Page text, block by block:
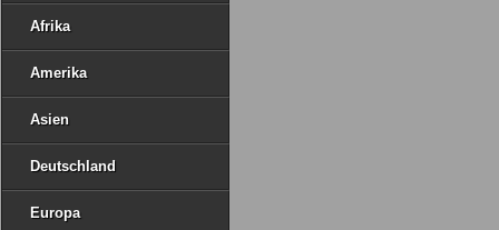
Afrika
Amerika
Asien
Deutschland
Europa